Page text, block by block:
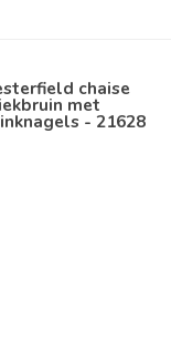
chaise
met
- 21628